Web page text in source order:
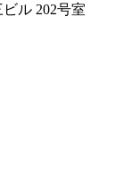
ル 202号室